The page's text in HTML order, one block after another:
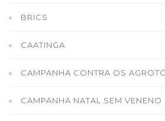
BRICS
CAATINGA
CAMPANHA CONTRA OS
CAMPANHA NATAL SEM VENENO